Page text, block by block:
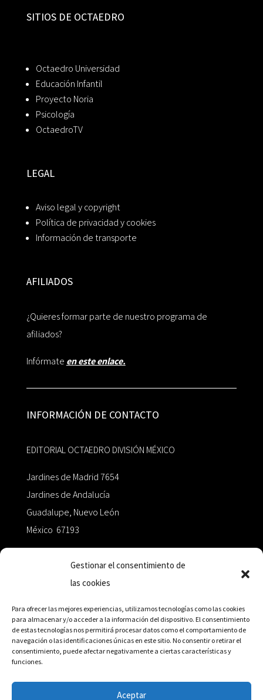
Gestionar el consentimiento de
las cookies
Para ofrecer las mejores experiencias, utilizamos tecnologías como las cookies
para almacenar y/o acceder a la información del dispositivo. El consentimiento
de estas tecnologías nos permitirá procesar datos como el comportamiento de
navegación o las identificaciones únicas en este sitio. No consentir o retirar el
consentimiento, puede afectar negativamente a ciertas características y
funciones.
Aceptar
SITIOS DE OCTAEDRO
Octaedro Universidad
Educación Infantil
Proyecto Noria
Psicología
OctaedroTV
LEGAL
Aviso legal y copyright
Política de privacidad y cookies
Información de transporte
AFILIADOS
¿Quieres formar parte de nuestro programa de
afiliados?
Infórmate en este enlace.
INFORMACIÓN DE CONTACTO
EDITORIAL OCTAEDRO DIVISIÓN MÉXICO
Jardines de Madrid 7654
Jardines de Andalucía
Guadalupe, Nuevo León
México 67193
+52 811.499.5638
RED DE DISTRIBUCIÓN